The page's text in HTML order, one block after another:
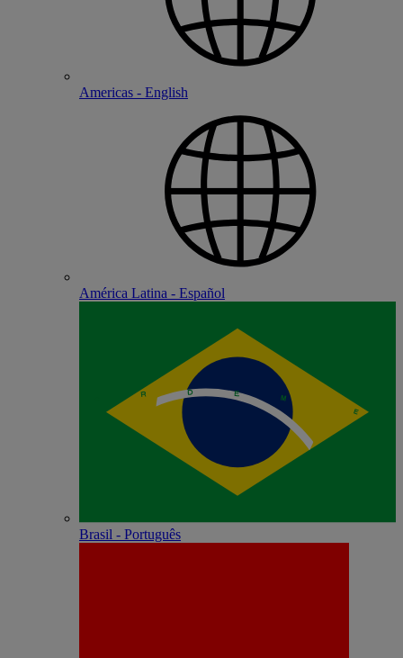
Americas - English
América Latina - Español
Brasil - Português